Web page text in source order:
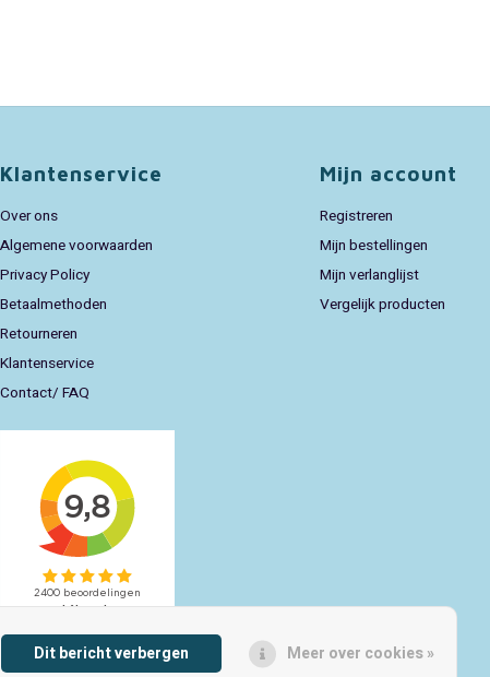
Klantenservice
Over ons
Algemene voorwaarden
Privacy Policy
Betaalmethoden
Retourneren
Klantenservice
Contact/ FAQ
Mijn account
Registreren
Mijn bestellingen
Mijn verlanglijst
Vergelijk producten
Dit bericht verbergen Meer over cookies »